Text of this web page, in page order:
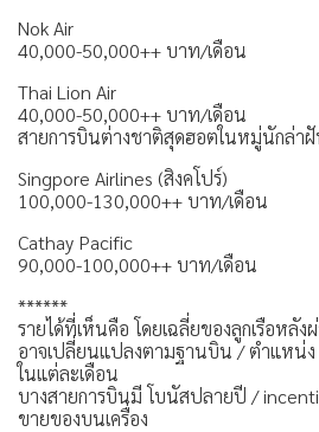
Nok Air
40,000-50,000++ บาท/เดือน
Thai Lion Air
40,000-50,000++ บาท/เดือน
สายการบินต่างชาติสุดฮอตในหมู่นักล่า
Singpore Airlines (สิงคโปร์)
100,000-130,000++ บาท/เดือน
Cathay Pacific
90,000-100,000++ บาท/เดือน
******
รายได้ที่เห็นคือ โดยเฉลี่ยของลูกเรือหลัง
อาจเปลี่ยนแปลงตามฐานบิน / ตำแหน่
ในแต่ละเดือน
บางสายการบินมี โบนัสปลายปี /
ขายของบนเครื่อง